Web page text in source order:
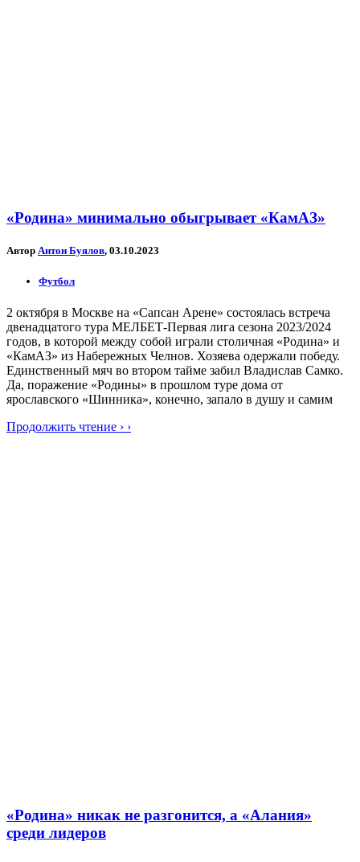
«Родина» минимально обыгрывает «КамАЗ»
Автор Антон Буялов, 03.10.2023
Футбол
2 октября в Москве на «Сапсан Арене» состоялась встреча
двенадцатого тура МЕЛБЕТ-Первая лига сезона 2023/2024
годов, в которой между собой играли столичная «Родина» и
«КамАЗ» из Набережных Челнов. Хозяева одержали победу.
Единственный мяч во втором тайме забил Владислав Самко.
Да, поражение «Родины» в прошлом туре дома от
ярославского «Шинника», конечно, запало в душу и самим
Продолжить чтение › ›
«Родина» никак не разгонится, а «Алания»
среди лидеров